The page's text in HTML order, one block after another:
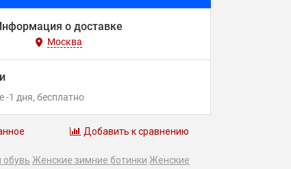
о доставке
Москва
-1 дня Бесплатно
Добавить к сравнению
Женские зимние ботинки Женские